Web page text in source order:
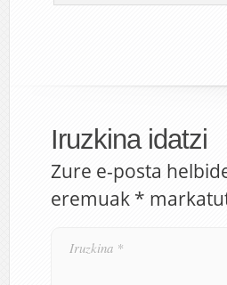
Iruzkina idatzi
Zure e-posta
eremuak *